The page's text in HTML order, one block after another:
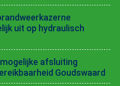
uit op hydraulisch
afsluiting
Goudswaard